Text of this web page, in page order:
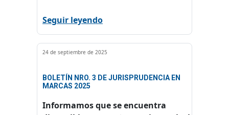
Seguir leyendo
24 de septiembre de 2025
BOLETÍN NRO. 3 DE JURISPRUDENCIA EN
MARCAS 2025
Informamos que se encuentra